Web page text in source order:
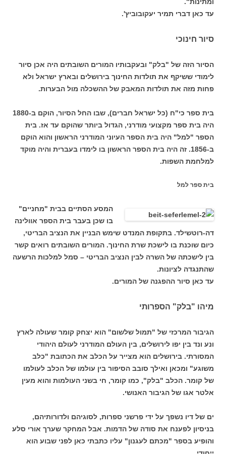
עד כאן דברי תמיר יעקובוביץ'.
סיור חינוכי
הסיור הזה של "בלק" ובעקבותיו המורים השובתים היה אכן סיור
לימודי ששיקף את תולדות החינוך בירושלים ובארץ ישראל ולא
פחות מזה את תולדות המאבק של ההשכלה מול הבערות.
בית ספר כי"ח (כל ישראל חברים), שבו החל הסיור, הוקם ב-1880
היה בית ספר מקצועי מודרני, הגדול ביותר שהוקם עד אז. בית
הספר "למל" היה בית הספר העיוני המודרני הראשון והוא הוקם
ב-1856. זה היה בית הספר הראשון בו לימדו בעברית והיה מוקד
למלחמת השפות.
בית ספר למל
המסע הסתיים בבית "מחניים"
בו שכן בעבר בית הספר אוולינה
דה-רוטשילד. בתקופת המנדט שימש הבניין את הנציב הבריטי,
כיום שוכנת בו לישכת שרת החינוך. המורים השובתים רואים קשר
בין לישכתה של השרה לבין הנציב הבריטי – סמל למלכות הרשעה
שהתנגדה לציונות.
עד כאן סיור ההפגנה של המורים.
מיהו "בלק" הספרותי
הגיבור המרכזי של "תמול שלשום" הוא יצחק קומר שעולה לארץ
ונע ונד בין יפו לירושלים, בין העולם המודרני לעולם היהודי
המסורתי. בירושלים הוא מצייר על הכלב את הכתובת "כלב
משוגע" ומכאן ואילך סובב הסיפור בין עולמו של הכלב לעולמו
של קומר. הכלב "בלק", כמו קומר, חי בשני העולמות והוא מעין
אלטר אגו של הגיבור האנושי.
ים של דיו נשפך על ידי פרשני ספרות, לסוגיהם ולדורותיהם,
בניסיון לפענח את סודה של הדמות. אבל המחקר שערך אורי סלע
והופיע בספר "מכתם לעגנון" עליו כתבתי כאן לפני שבוע הוא